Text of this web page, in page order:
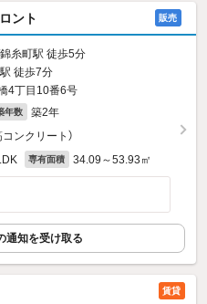
ント 販売
糸町駅 徒歩5分
徒歩7分
4丁目10番6号
年数 築2年
コンクリート）
専有面積 34.09～53.93㎡
通知を受け取る
賃貸